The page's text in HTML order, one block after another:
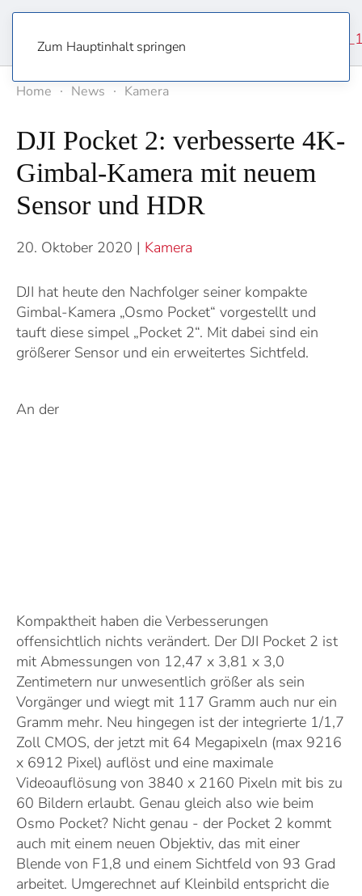
Zum Hauptinhalt springen
Home News Kamera
DJI Pocket 2: verbesserte 4K-
Gimbal-Kamera mit neuem
Sensor und HDR
20. Oktober 2020 | Kamera
DJI hat heute den Nachfolger seiner kompakte
Gimbal-Kamera „Osmo Pocket“ vorgestellt und
tauft diese simpel „Pocket 2“. Mit dabei sind ein
größerer Sensor und ein erweitertes Sichtfeld.
An der
Kompaktheit haben die Verbesserungen
offensichtlich nichts verändert. Der DJI Pocket 2 ist
mit Abmessungen von 12,47 x 3,81 x 3,0
Zentimetern nur unwesentlich größer als sein
Vorgänger und wiegt mit 117 Gramm auch nur ein
Gramm mehr. Neu hingegen ist der integrierte 1/1,7
Zoll CMOS, der jetzt mit 64 Megapixeln (max 9216
x 6912 Pixel) auflöst und eine maximale
Videoauflösung von 3840 x 2160 Pixeln mit bis zu
60 Bildern erlaubt. Genau gleich also wie beim
Osmo Pocket? Nicht genau - der Pocket 2 kommt
auch mit einem neuen Objektiv, das mit einer
Blende von F1,8 und einem Sichtfeld von 93 Grad
arbeitet. Umgerechnet auf Kleinbild entspricht die